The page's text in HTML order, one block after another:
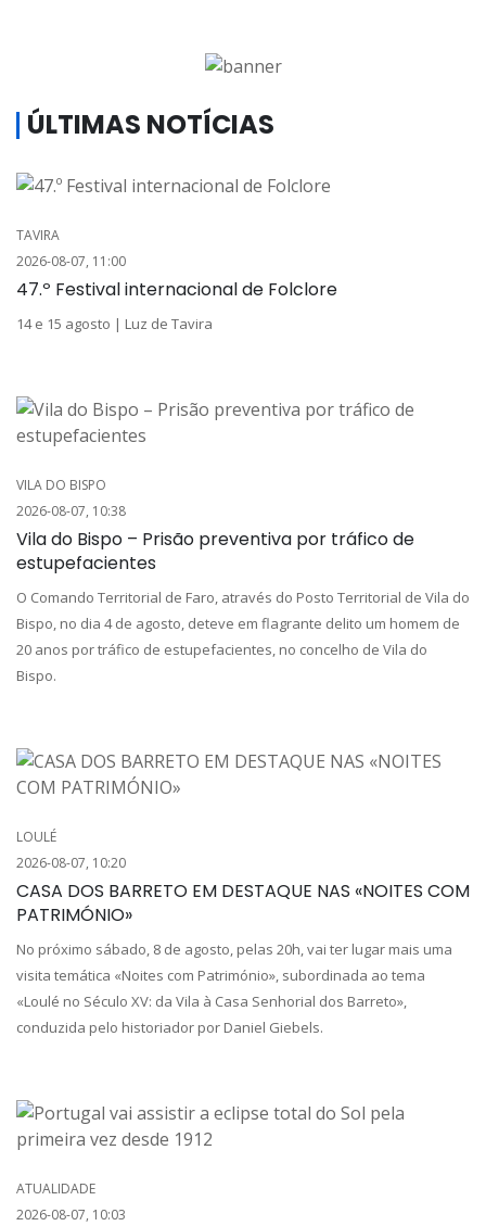
ÚLTIMAS NOTÍCIAS
TAVIRA
2026-08-07, 11:00
47.º Festival internacional de Folclore
14 e 15 agosto | Luz de Tavira
VILA DO BISPO
2026-08-07, 10:38
Vila do Bispo – Prisão preventiva por tráfico de
estupefacientes
O Comando Territorial de Faro, através do Posto Territorial de Vila do
Bispo, no dia 4 de agosto, deteve em flagrante delito um homem de
20 anos por tráfico de estupefacientes, no concelho de Vila do
Bispo.
LOULÉ
2026-08-07, 10:20
CASA DOS BARRETO EM DESTAQUE NAS «NOITES COM
PATRIMÓNIO»
No próximo sábado, 8 de agosto, pelas 20h, vai ter lugar mais uma
visita temática «Noites com Património», subordinada ao tema
«Loulé no Século XV: da Vila à Casa Senhorial dos Barreto»,
conduzida pelo historiador por Daniel Giebels.
ATUALIDADE
2026-08-07, 10:03